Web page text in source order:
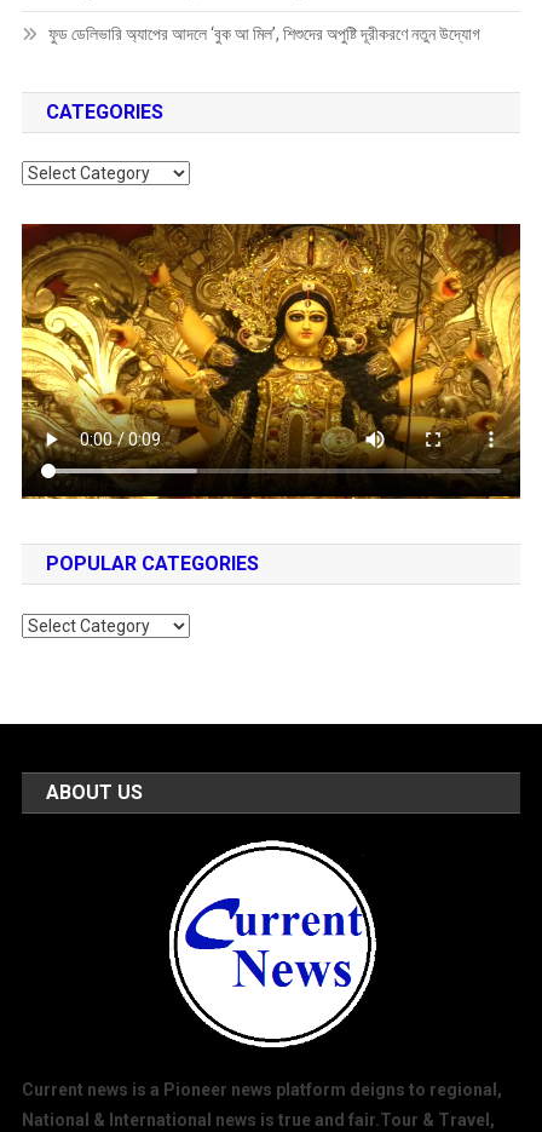
ফুড ডেলিভারি অ্যাপের আদলে ‘বুক আ মিল’, শিশুদের অপুষ্টি দূরীকরণে নতুন উদ্যোগ
CATEGORIES
Categories
POPULAR CATEGORIES
Popular
ABOUT US
Current news is a Pioneer news platform deigns to regional,
National & International news is true and fair.Tour & Travel,